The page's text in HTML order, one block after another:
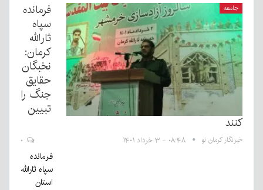
جامعه
فرمانده
سپاه
ثارالله
کرمان:
نخبگان
حقایق
جنگ را
تبیین
کنند
خبرنگار کرمان نو ۰۸:۴۸ - ۳ خرداد ۱۴۰۱
فرمانده
سپاه ثارالله
استان